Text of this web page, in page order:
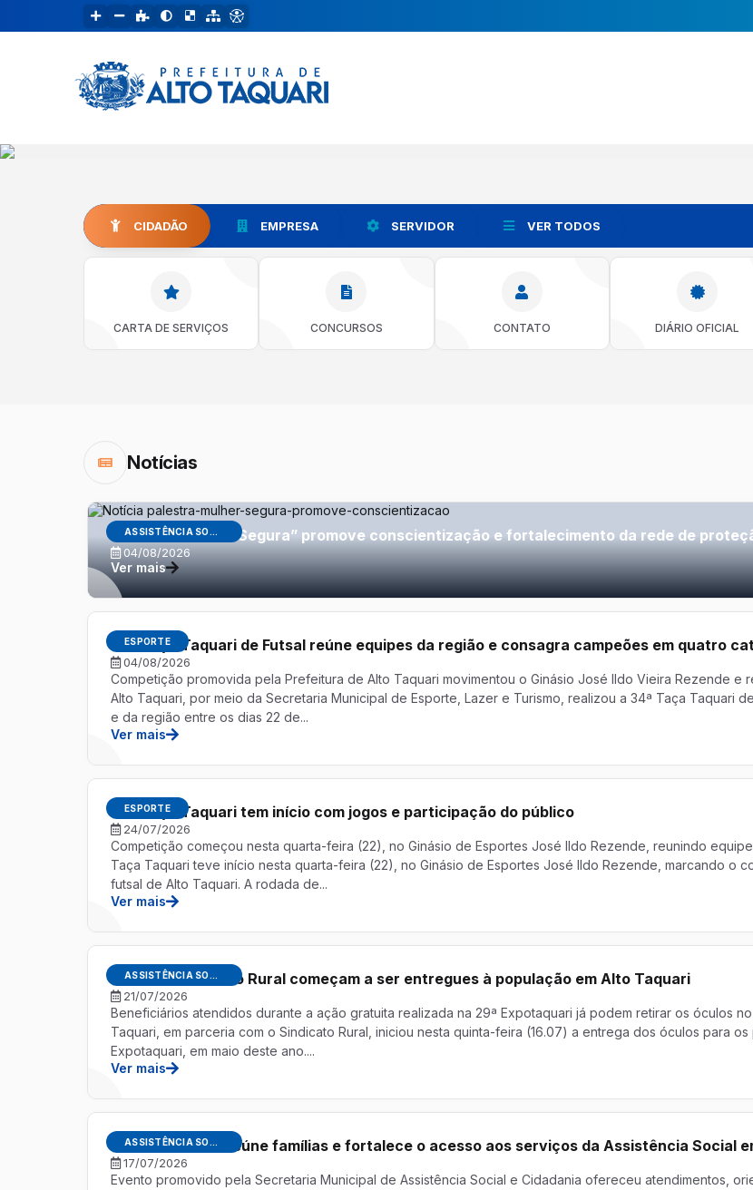
CIDADÃO EMPRESA SERVIDOR VER TODOS
CARTA DE SERVIÇOS CONCURSOS CONTATO DIÁRIO OFICIAL
Notícias
Palestra “Mulher Segura” promove conscientização e fortalecimento da rede de
04/08/2026
ASSISTÊNCIA SOCIAL
Ver mais
34ª Taça Taquari de Futsal reúne equipes da região e consagra campeões em quatro
04/08/2026
ESPORTE
Competição promovida pela Prefeitura de Alto Taquari movimentou o Ginásio José Ildo Vieira Rezende
Alto Taquari, por meio da Secretaria Municipal de Esporte, Lazer e Turismo, realizou a 34ª Taça Taquari
e da região entre os dias 22 de...
Ver mais
34ª Taça Taquari tem início com jogos e participação do público
24/07/2026
ESPORTE
Competição começou nesta quarta-feira (22), no Ginásio de Esportes José Ildo Rezende, reunindo
Taça Taquari teve início nesta quarta-feira (22), no Ginásio de Esportes José Ildo Rezende, marcando o
futsal de Alto Taquari. A rodada de...
Ver mais
Óculos do Mutirão Rural começam a ser entregues à população em Alto Taquari
21/07/2026
ASSISTÊNCIA SOCIAL
Beneficiários atendidos durante a ação gratuita realizada na 29ª Expotaquari já podem retirar os óculos
Taquari, em parceria com o Sindicato Rural, iniciou nesta quinta-feira (16.07) a entrega dos óculos para
Expotaquari, em maio deste ano....
Ver mais
Arraiá do SUAS reúne famílias e fortalece o acesso aos serviços da Assistência Social
17/07/2026
ASSISTÊNCIA SOCIAL
Evento promovido pela Secretaria Municipal de Assistência Social e Cidadania ofereceu atendimentos,